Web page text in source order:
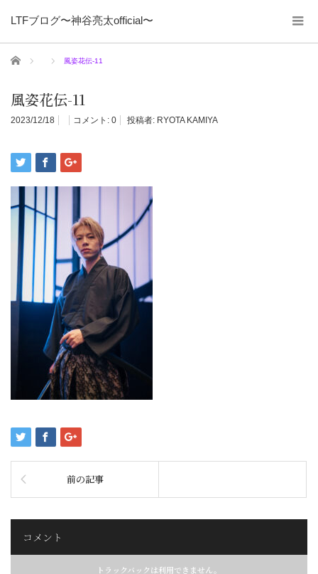
LTFブログ〜神谷亮太official〜
ホーム 風姿花伝-11
風姿花伝-11
2023/12/18 コメント: 0 投稿者: RYOTA KAMIYA
前の記事
コメント
トラックバックは利用できません。